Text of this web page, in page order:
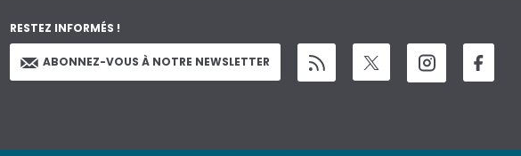
RESTEZ INFORMÉS !
ABONNEZ-VOUS À NOTRE NEWSLETTER